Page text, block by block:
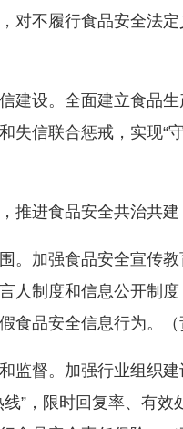
对不履行食品安全法
设。全面建立食品生
失信联合惩戒，实现“
进食品安全共治共建
加强食品安全宣传教
人制度和信息公开制
食品安全信息行为。
督。加强行业组织建
”，限时回复率、有